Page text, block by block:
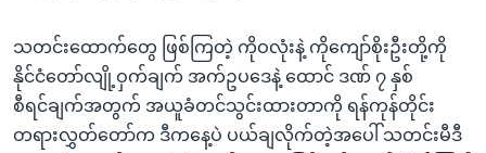
သို့
ကျော်
ရန်
သတင်းထောက်တွေ ဖြစ်ကြတဲ့ ကိုဝလုံးနဲ့ ကိုကျော်စိုးဦးတို့ကို
နိုင်ငံတော်လျို့ဝှက်ချက် အက်ဥပဒေနဲ့ ထောင် ဒဏ် ၇ နှစ်
စီရင်ချက်အတွက် အယူခံတင်သွင်းထားတာကို ရန်ကုန်တိုင်း
တရားလွှတ်တော်က ဒီကနေ့ပဲ ပယ်ချလိုက်တဲ့အပေါ် သတင်းမီဒီ